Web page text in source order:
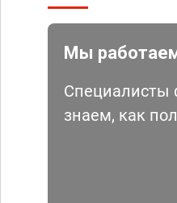
Мы
Специалисты
знаем, как